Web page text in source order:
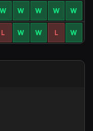
W W W W W
L W W L W